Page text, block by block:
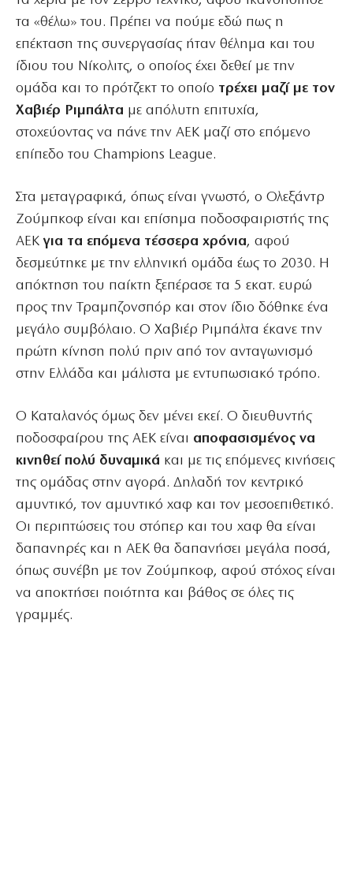
τα «θέλω» του. Πρέπει να πούμε εδώ πως η
επέκταση της συνεργασίας ήταν θέλημα και του
ίδιου του Νίκολιτς, ο οποίος έχει δεθεί με την
ομάδα και το πρότζεκτ το οποίο τρέχει μαζί με τον
Χαβιέρ Ριμπάλτα με απόλυτη επιτυχία,
στοχεύοντας να πάνε την ΑΕΚ μαζί στο επόμενο
επίπεδο του Champions League.
Στα μεταγραφικά, όπως είναι γνωστό, ο Ολεξάντρ
Ζούμπκοφ είναι και επίσημα ποδοσφαιριστής της
ΑΕΚγια τα επόμενα τέσσερα χρόνια, αφού
δεσμεύτηκε με την ελληνική ομάδα έως το 2030. Η
απόκτηση του παίκτη ξεπέρασε τα 5 εκατ. ευρώ
προς την Τραμπζονσπόρ και στον ίδιο δόθηκε ένα
μεγάλο συμβόλαιο. Ο Χαβιέρ Ριμπάλτα έκανε την
πρώτη κίνηση πολύ πριν από τον ανταγωνισμό
στην Ελλάδα και μάλιστα με εντυπωσιακό τρόπο.
Ο Καταλανός όμως δεν μένει εκεί. Ο διευθυντής
ποδοσφαίρου της ΑΕΚ είναι αποφασισμένος να
κινηθεί πολύ δυναμικά και με τις επόμενες κινήσεις
της ομάδας στην αγορά. Δηλαδή τον κεντρικό
αμυντικό, τον αμυντικό χαφ και τον μεσοεπιθετικό.
Οι περιπτώσεις του στόπερ και του χαφ θα είναι
δαπανηρές και η ΑΕΚ θα δαπανήσει μεγάλα ποσά,
όπως συνέβη με τον Ζούμπκοφ, αφού στόχος είναι
να αποκτήσει ποιότητα και βάθος σε όλες τις
γραμμές.